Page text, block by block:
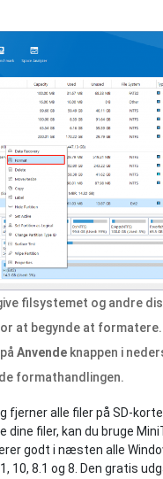
filsystemet og andre
at begynde at
Anvende knappen i
formathandlingen.
fjerner alle filer på SD-
dine filer, kan du bruge
godt i næsten alle
10, 8.1 og 8. Den gratis